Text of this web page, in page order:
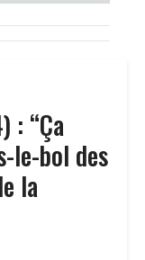
: “Ça
le-bol des
la